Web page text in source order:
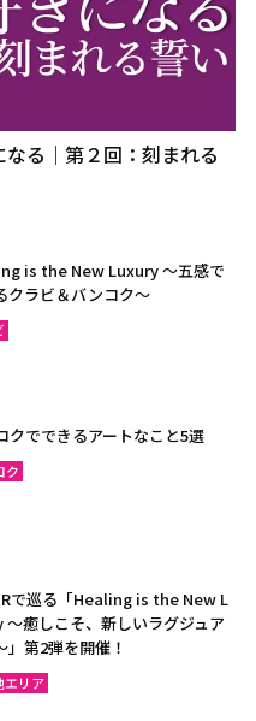
ーンパノム
ーンブアランプー
ーサーラカーム
ートーン
サーン
チューンサオ
ットソンクラーム
ーンパトム
る｜第２回：刻まれる
is the New Luxury ～五感で
クラビ＆バンコク～
クでできるアートなこと5選
ク
で巡る「Healing is the New L
～癒しこそ、新しいラグジュア
」第2弾を開催！
エリア